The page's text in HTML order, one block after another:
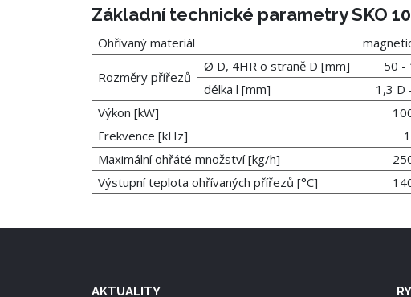
Základní technické parametry SKO
Ohřívaný materiál
Rozměry přířezů
Ø D, 4HR o straně D [mm]
50 -
délka l [mm]
1,3 D
Výkon [kW]
Frekvence [kHz]
1
Maximální ohřáté množství [kg/h]
Výstupní teplota ohřívaných přířezů [°C]
AKTUALITY